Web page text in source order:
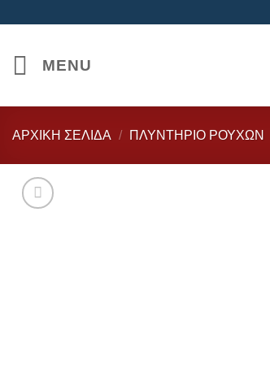
MENU
ΑΡΧΙΚΉ ΣΕΛΊΔΑ / ΠΛΥΝΤΗΡΙΟ ΡΟΥΧΩΝ